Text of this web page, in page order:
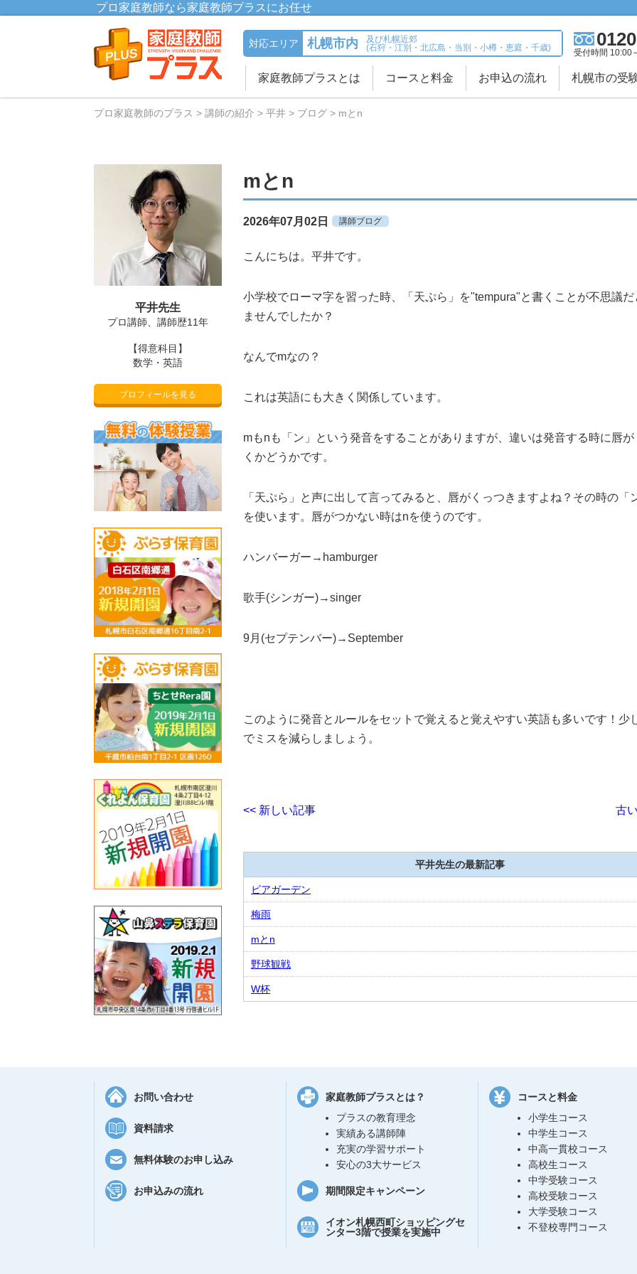
プロ家庭教師なら家庭教師プラスにお任せ
対応エリア 札幌市内
及び札幌近郊
(石狩・江別・北広島・当別・小樽・恵庭・千歳)
受付時間 10:00
家庭教師プラスとは コースと料金 お申込の流れ 札幌市の受
プロ家庭教師のプラス 講師の紹介 平井 ブログ mとn
mとn
2026年07月02日 講師ブログ
こんにちは。平井です。
小学校でローマ字を習った時、「天ぷら」を"tempura"と書くことが不思議だ
ませんでしたか？
なんでmなの？
これは英語にも大きく関係しています。
mもnも「ン」という発音をすることがありますが、違いは発音する時に唇が
くかどうかです。
「天ぷら」と声に出して言ってみると、唇がくっつきますよね？その時の「
を使います。唇がつかない時はnを使うのです。
ハンバーガー→hamburger
歌手(シンガー)→singer
9月(セプテンバー)→September
このように発音とルールをセットで覚えると覚えやすい英語も多いです！少
でミスを減らしましょう。
古
<< 新しい記事
平井先生の最新記事
ビアガーデン
梅雨
mとn
野球観戦
W杯
平井先生
プロ講師、講師歴11年
【得意科目】
数学・英語
プロフィールを見る
お問い合わせ
資料請求
無料体験のお申し込み
お申込みの流れ
家庭教師プラスとは？
プラスの教育理念
実績ある講師陣
充実の学習サポート
安心の3大サービス
期間限定キャンペーン
イオン札幌西町ショッピングセ
ンター3階で授業を実施中
コースと料金
小学生コース
中学生コース
中高一貫校コース
高校生コース
中学受験コース
高校受験コース
大学受験コース
不登校専門コース